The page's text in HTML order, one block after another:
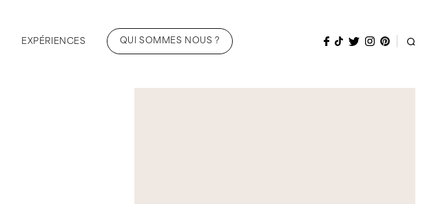
EXPÉRIENCES QUI SOMMES NOUS ?